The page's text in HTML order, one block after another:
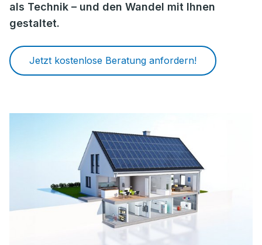
als Technik – und den Wandel mit Ihnen
gestaltet.
Jetzt kostenlose Beratung anfordern!